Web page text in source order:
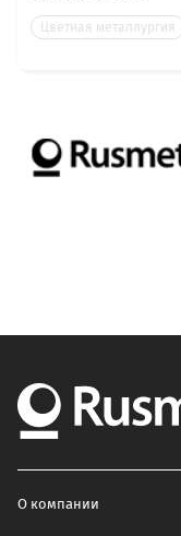
Цветная металлургия
О компании